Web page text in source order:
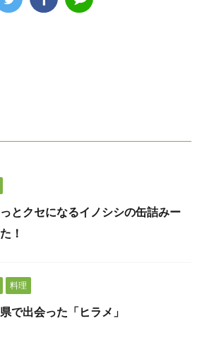
とクセになるイノシシの缶詰みー
！
料理
で出会った「ヒラメ」